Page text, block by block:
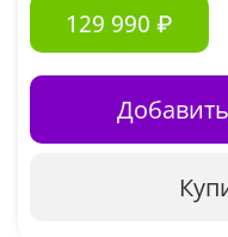
129 990 ₽